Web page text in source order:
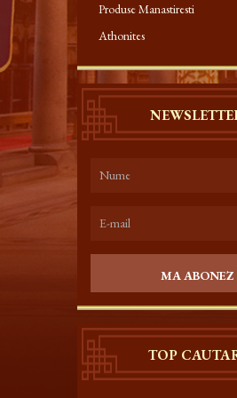
Produse Manastiresti
Athonites
MA ABONEZ
TOP